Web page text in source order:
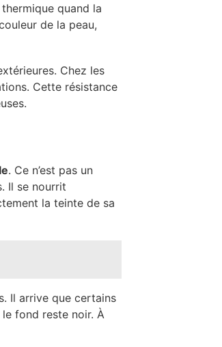
quand la
de la peau,
Chez les
Cette résistance
. Ce n’est pas un
Il se nourrit
la teinte de sa
Il arrive que certains
fond reste noir. À